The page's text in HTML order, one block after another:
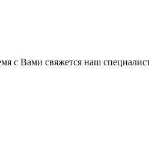
с Вами свяжется наш